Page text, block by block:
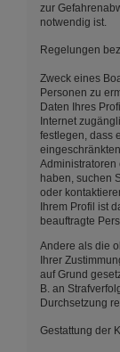
zur
notwendig ist.
Regelungen
Zweck eines
Personen zu
Daten Ihres
Internet
festlegen, dass
Administratoren
haben, suchen
oder
Ihrem Profil ist
beauftragte
Andere als die
Ihrer
auf Grund
B. an
Durchsetzung
Gestattung der